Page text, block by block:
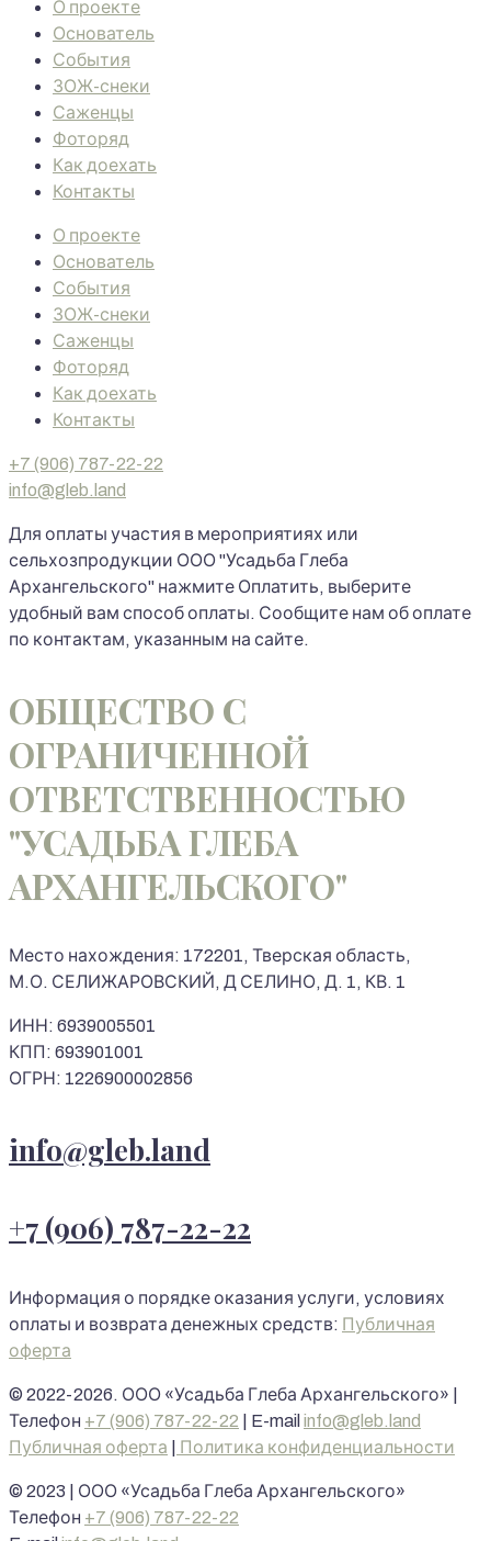
О проекте
Основатель
События
ЗОЖ-снеки
Саженцы
Фоторяд
Как доехать
Контакты
О проекте
Основатель
События
ЗОЖ-снеки
Саженцы
Фоторяд
Как доехать
Контакты
+7 (906) 787-22-22
info@gleb.land
Для оплаты участия в мероприятиях или
сельхозпродукции ООО "Усадьба Глеба
Архангельского" нажмите Оплатить, выберите
удобный вам способ оплаты. Сообщите нам об оплате
по контактам, указанным на сайте.
ОБЩЕСТВО С
ОГРАНИЧЕННОЙ
ОТВЕТСТВЕННОСТЬЮ
"УСАДЬБА ГЛЕБА
АРХАНГЕЛЬСКОГО"
Место нахождения: 172201, Тверская область,
М.О. СЕЛИЖАРОВСКИЙ, Д СЕЛИНО, Д. 1, КВ. 1
ИНН: 6939005501
КПП: 693901001
ОГРН: 1226900002856
info@gleb.land
+7 (906) 787-22-22
Информация о порядке оказания услуги, условиях
оплаты и возврата денежных средств: Публичная
оферта
© 2022-2026. ООО «Усадьба Глеба Архангельского» |
Телефон +7 (906) 787-22-22 | E-mail info@gleb.land
Публичная оферта
Политика конфиденциальности
© 2023 | ООО «Усадьба Глеба Архангельского»
Телефон +7 (906) 787-22-22